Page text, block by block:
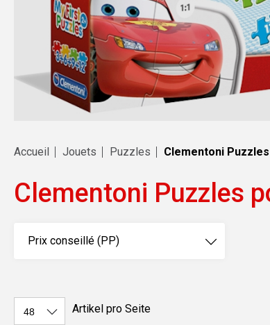
Accueil Jouets Puzzles Clementoni
Clementoni Puzzles
Prix conseillé (PP)
Artikel pro Seite